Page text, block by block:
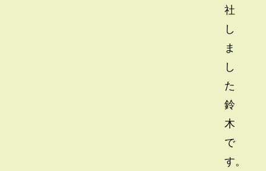
社
し
ま
し
た
鈴
木
で
す。